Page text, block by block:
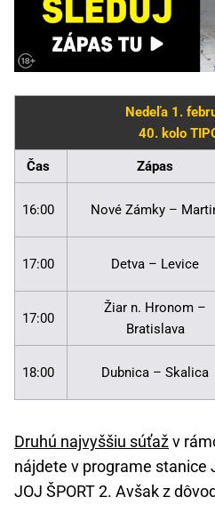
Nedeľa 1.
40. kolo
Čas Zápas
16:00 Nové Zámky –
17:00 Detva – Levice
17:00
Žiar n. Hronom –
Bratislava
18:00 Dubnica – Skalica
Druhú najvyššiu súťažv
nájdete v programe stanice
JOJ ŠPORT 2. Avšak z